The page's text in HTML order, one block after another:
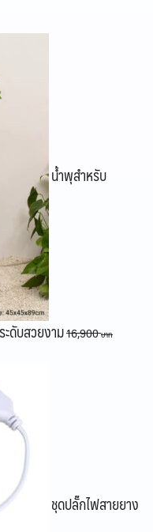
น้ำพุสำหรับ
ดับสวยงาม16,900
ชุดปลั๊กไฟสายยาง